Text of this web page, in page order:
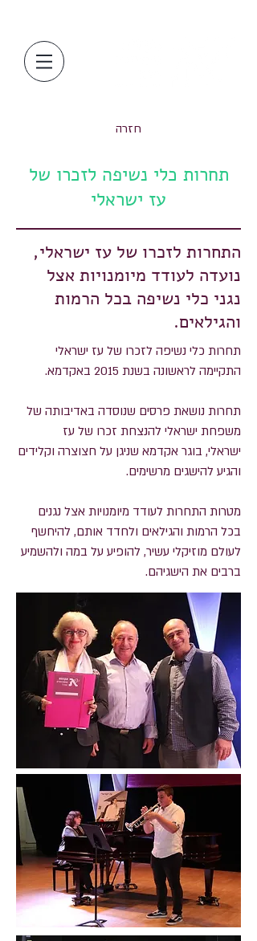
חזרה
תחרות כלי נשיפה לזכרו של
עז ישראלי
התחרות לזכרו של עז ישראלי,
נועדה לעודד מיומנויות אצל
נגני כלי נשיפה בכל הרמות
והגילאים.
תחרות כלי נשיפה לזכרו של עז ישראלי
התקיימה לראשונה בשנת 2015 באקדמא.
תחרות נושאת פרסים שנוסדה באדיבותה של
משפחת ישראלי להנצחת זכרו של עז
ישראלי, בוגר אקדמא שניגן על חצוצרה וקלידים
והגיע להישגים מרשימים.
מטרות התחרות לעודד מיומנויות אצל נגנים
בכל הרמות והגילאים ולחדד אותם, להיחשף
לעולם מוזיקלי עשיר, להופיע על במה ולהשמיע
ברבים את הישגיהם.